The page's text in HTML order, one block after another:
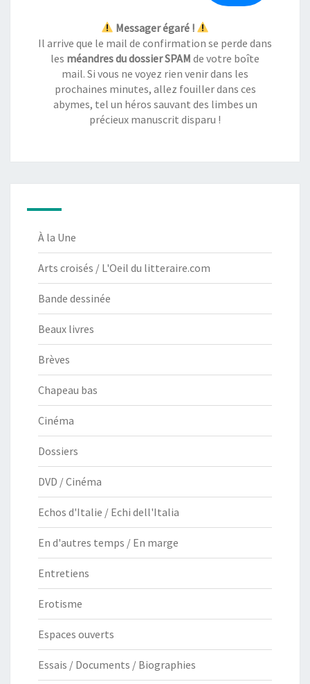
Messager égaré !
Il arrive que le mail de confirmation se perde dans
les méandres du dossier SPAM de votre boîte
mail. Si vous ne voyez rien venir dans les
prochaines minutes, allez fouiller dans ces
abymes, tel un héros sauvant des limbes un
précieux manuscrit disparu !
À la Une
Arts croisés / L'Oeil du litteraire.com
Bande dessinée
Beaux livres
Brèves
Chapeau bas
Cinéma
Dossiers
DVD / Cinéma
Echos d'Italie / Echi dell'Italia
En d'autres temps / En marge
Entretiens
Erotisme
Espaces ouverts
Essais / Documents / Biographies